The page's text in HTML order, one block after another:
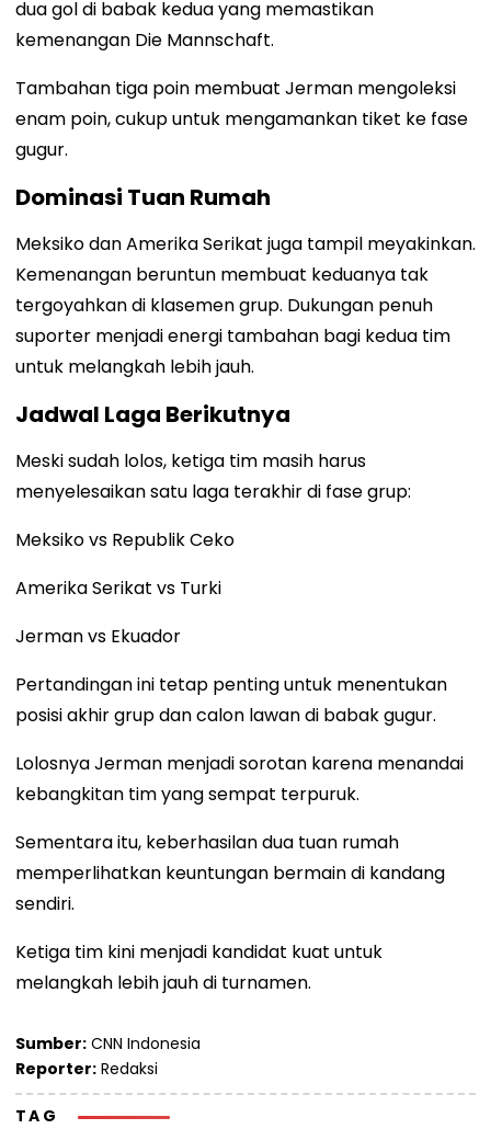
dua gol di babak kedua yang memastikan
kemenangan Die Mannschaft.
Tambahan tiga poin membuat Jerman mengoleksi
enam poin, cukup untuk mengamankan tiket ke fase
gugur.
Dominasi Tuan Rumah
Meksiko dan Amerika Serikat juga tampil meyakinkan.
Kemenangan beruntun membuat keduanya tak
tergoyahkan di klasemen grup. Dukungan penuh
suporter menjadi energi tambahan bagi kedua tim
untuk melangkah lebih jauh.
Jadwal Laga Berikutnya
Meski sudah lolos, ketiga tim masih harus
menyelesaikan satu laga terakhir di fase grup:
Meksiko vs Republik Ceko
Amerika Serikat vs Turki
Jerman vs Ekuador
Pertandingan ini tetap penting untuk menentukan
posisi akhir grup dan calon lawan di babak gugur.
Lolosnya Jerman menjadi sorotan karena menandai
kebangkitan tim yang sempat terpuruk.
Sementara itu, keberhasilan dua tuan rumah
memperlihatkan keuntungan bermain di kandang
sendiri.
Ketiga tim kini menjadi kandidat kuat untuk
melangkah lebih jauh di turnamen.
Sumber: CNN Indonesia
Reporter: Redaksi
TAG